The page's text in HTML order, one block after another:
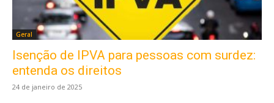
Geral
Isenção de IPVA para pessoas com surdez:
entenda os direitos
24 de janeiro de 2025